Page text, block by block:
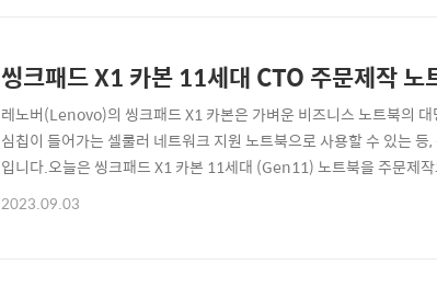
씽크패드 X1 카본 11세대 CTO 주문제작
레노버(Lenovo)의 씽크패드 X1 카본은 가벼운 비즈니스 노트북의
심칩이 들어가는 셀룰러 네트워크 지원 노트북으로 사용할 수 있는
입니다.오늘은 씽크패드 X1 카본 11세대 (Gen11) 노트북을 주문제
폰 적용하는 법을 한번 정리해드리겠습니다. 레노버 씽크패드 X1
2023.09.03